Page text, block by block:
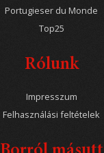
Portugieser du Monde
Top25
Rólunk
Impresszum
Felhasználási feltételek